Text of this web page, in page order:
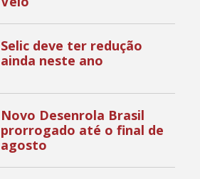
Selic deve ter redução
ainda neste ano
Novo Desenrola Brasil
prorrogado até o final de
agosto